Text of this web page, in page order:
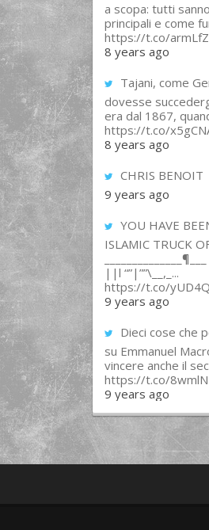
a scopa: tutti
principali e come
https://t.co/
8 years ago
Tajani, come
dovesse
era dal 1867,
https://t.co/
8 years ago
CHRIS BENOIT
9 years ago
YOU HAVE
ISLAMIC TRUCK
||l “”|””\__,_...
https://t.co/
9 years ago
Dieci cose che
su Emmanuel
vincere anche il
https://t.co/
9 years ago